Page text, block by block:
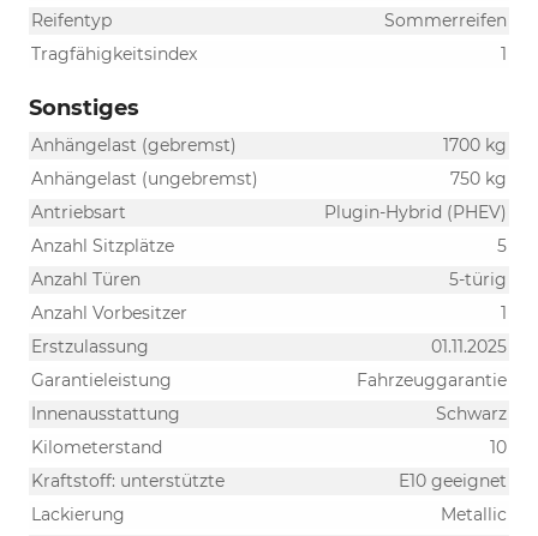
Reifentyp
Sommerreifen
Tragfähigkeitsindex
1
Sonstiges
Anhängelast (gebremst)
1700 kg
Anhängelast (ungebremst)
750 kg
Antriebsart
Plugin-Hybrid (PHEV)
Anzahl Sitzplätze
5
Anzahl Türen
5-türig
Anzahl Vorbesitzer
1
Erstzulassung
01.11.2025
Garantieleistung
Fahrzeuggarantie
Innenausstattung
Schwarz
Kilometerstand
10
Kraftstoff: unterstützte
E10 geeignet
Lackierung
Metallic